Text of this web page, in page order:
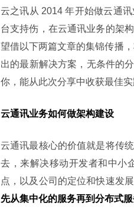
云之讯从 2014 年开始做云通
台支持伤，在云通讯业务的架
望借以下两篇文章的集锦传播
出的最新解决方案，无条件的
你，能从此次分享中收获最佳实
云通讯业务如何做架构建设
云通讯最核心的价值就是将传
去，来解决移动开发者和中小
点，以及公司的定位和快速发
先从集中化的服务再到分布式